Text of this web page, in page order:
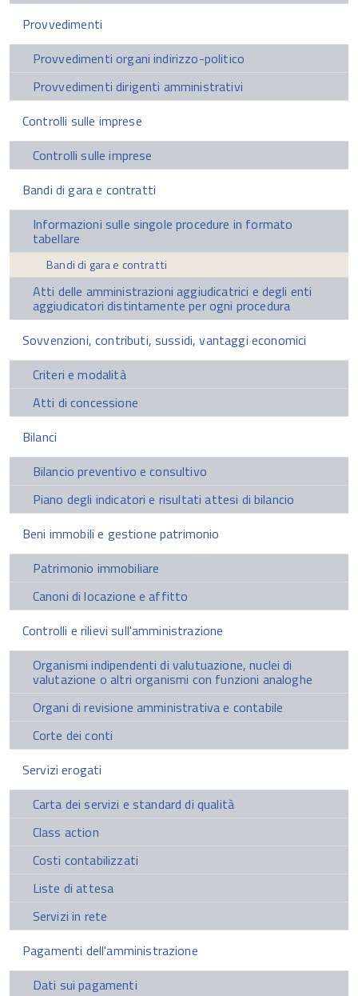
Provvedimenti
Provvedimenti organi indirizzo-politico
Provvedimenti dirigenti amministrativi
Controlli sulle imprese
Controlli sulle imprese
Bandi di gara e contratti
Informazioni sulle singole procedure in formato
tabellare
Bandi di gara e contratti
Atti delle amministrazioni aggiudicatrici e degli enti
aggiudicatori distintamente per ogni procedura
Sovvenzioni, contributi, sussidi, vantaggi economici
Criteri e modalità
Atti di concessione
Bilanci
Bilancio preventivo e consultivo
Piano degli indicatori e risultati attesi di bilancio
Beni immobili e gestione patrimonio
Patrimonio immobiliare
Canoni di locazione e affitto
Controlli e rilievi sull'amministrazione
Organismi indipendenti di valutuazione, nuclei di
valutazione o altri organismi con funzioni analoghe
Organi di revisione amministrativa e contabile
Corte dei conti
Servizi erogati
Carta dei servizi e standard di qualità
Class action
Costi contabilizzati
Liste di attesa
Servizi in rete
Pagamenti dell'amministrazione
Dati sui pagamenti